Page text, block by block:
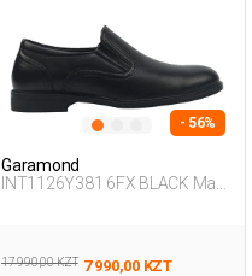
- 56%
Garamond
INT1126Y381 6FX BLACK Man
17 990,00 KZT 7 990,00 KZT